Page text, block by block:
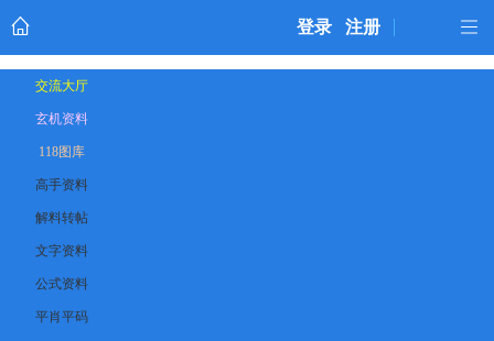
登录 注册
交流大厅
玄机资料
118图库
高手资料
解料转帖
文字资料
公式资料
平肖平码